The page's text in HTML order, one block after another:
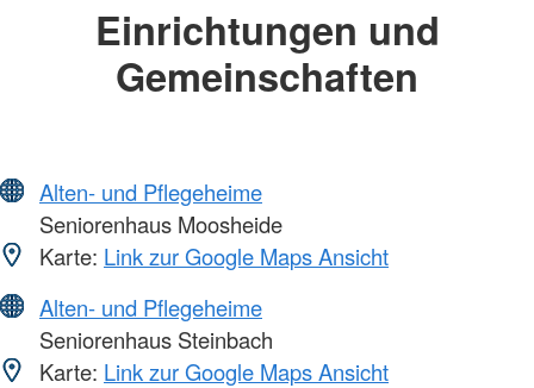
Einrichtungen und
Gemeinschaften
Alten- und Pflegeheime
Seniorenhaus Moosheide
Karte: Link zur Google Maps Ansicht
Alten- und Pflegeheime
Seniorenhaus Steinbach
Karte: Link zur Google Maps Ansicht